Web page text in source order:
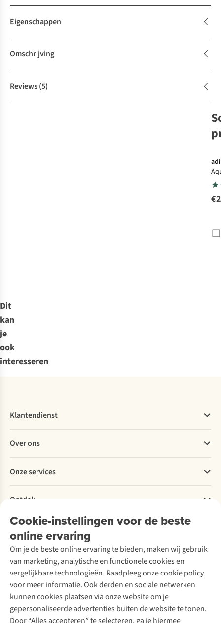
Eigenschappen
Omschrijving
Reviews(5)
Dit
kan
je
ook
interesseren
Cookie-instellingen voor de beste
online ervaring
Om je de beste online ervaring te bieden, maken wij gebruik
van marketing, analytische en functionele cookies en
vergelijkbare technologieën. Raadpleeg onze cookie policy
voor meer informatie. Ook derden en sociale netwerken
kunnen cookies plaatsen via onze website om je
gepersonaliseerde advertenties buiten de website te tonen.
Door “Alles accepteren” te selecteren, ga je hiermee
Klantendienst
Bestellen
Betalen
Levering
Retourneren
Bestelling herroepen
Garantie
Contact
Over ons
Explore More
Verantwoord ondernemen
Over Ayacucho
Onze winkels
Over A.S.Adventure
Toegankelijkheidsverklaring
Onze services
Ski-onderhoud
Wasservice
Schoenonderhoud
Schoenherstelling
Kledingherstelling
Retouches
Voor bedrijven
Ontdek
A.S.Magazine
Podcast
Explore Academy
Explore Camp
Gear Check
Inspiratie & advies
Meld je aan voor de nieuwsbrief
Follow us